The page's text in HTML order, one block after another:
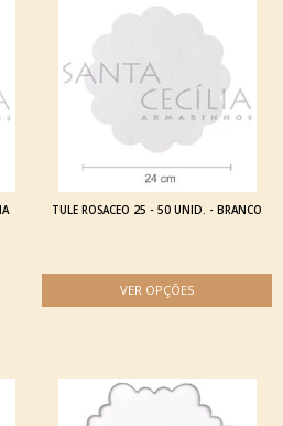
TULE ROSACEO 25 - 50 UNID. - BRANCO